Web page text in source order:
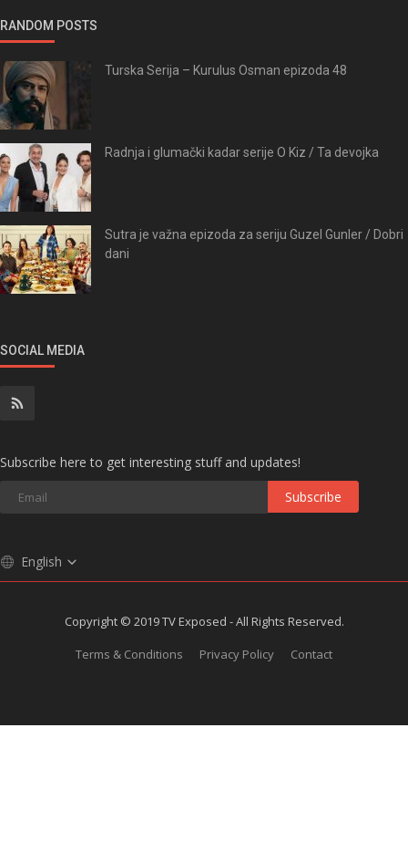
RANDOM POSTS
Turska Serija – Kurulus Osman epizoda 48
Radnja i glumački kadar serije O Kiz / Ta devojka
Sutra je važna epizoda za seriju Guzel Gunler / Dobri
dani
SOCIAL MEDIA
Subscribe here to get interesting stuff and updates!
Subscribe
English
Copyright © 2019 TV Exposed - All Rights Reserved.
Terms & Conditions
Privacy Policy Contact